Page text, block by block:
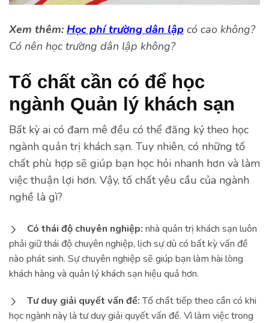
Xem thêm: Học phí trường dân lập có cao không?
Có nên học trường dân lập không?
Tố chất cần có để học
ngành Quản lý khách sạn
Bất kỳ ai có đam mê đều có thể đăng ký theo học
ngành quản trị khách sạn. Tuy nhiên, có những tố
chất phù hợp sẽ giúp bạn học hỏi nhanh hơn và làm
việc thuận lợi hơn. Vậy, tố chất yêu cầu của ngành
nghề là gì?
Có thái độ chuyên nghiệp: nhà quản trị khách sạn luôn
phải giữ thái độ chuyên nghiệp, lịch sự dù có bất kỳ vấn đề
nào phát sinh. Sự chuyên nghiệp sẽ giúp bạn làm hài lòng
khách hàng và quản lý khách sạn hiệu quả hơn.
Tư duy giải quyết vấn đề:Tố chất tiếp theo cần có khi
học ngành này là tư duy giải quyết vấn đề. Vì làm việc trong